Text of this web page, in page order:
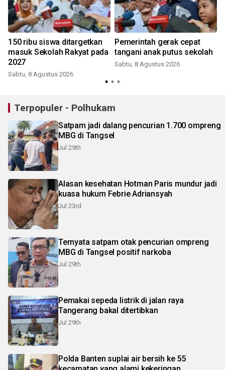
150 ribu siswa ditargetkan
masuk Sekolah Rakyat pada
2027
Sabtu, 8 Agustus 2026
Pemerintah gerak cepat
tangani anak putus sekolah
Sabtu, 8 Agustus 2026
Terpopuler - Polhukam
Satpam jadi dalang pencurian 1.700 ompreng
MBG di Tangsel
Jul 29th
Alasan kesehatan Hotman Paris mundur jadi
kuasa hukum Febrie Adriansyah
Jul 23rd
Ternyata satpam otak pencurian ompreng
MBG di Tangsel positif narkoba
Jul 29th
Pemakai sepeda listrik di jalan raya
Tangerang bakal ditertibkan
Jul 29th
Polda Banten suplai air bersih ke 55